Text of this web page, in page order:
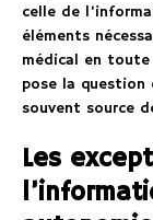
celle de
éléments
médical en toute
pose la question
souvent source
Les